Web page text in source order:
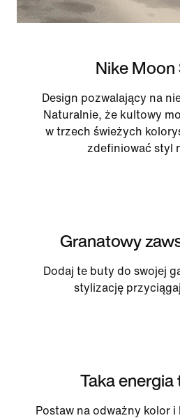
Nike Moon
Design pozwalający na
Naturalnie, że kultowy
w trzech świeżych
zdefiniować styl
Granatowy
Dodaj te buty do swojej
stylizację
Taka energia
Postaw na odważny kolor